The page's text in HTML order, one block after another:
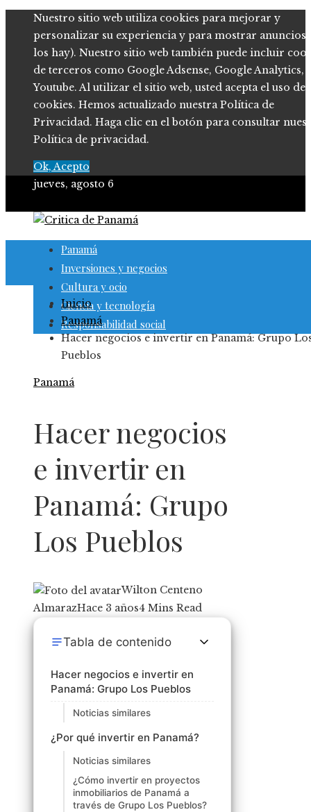
Nuestro sitio web utiliza cookies para mejorar y
personalizar su experiencia y para mostrar anuncios
los hay). Nuestro sitio web también puede incluir
de terceros como Google Adsense, Google Analytics,
Youtube. Al utilizar el sitio web, usted acepta el uso de
cookies. Hemos actualizado nuestra Política de
Privacidad. Haga clic en el botón para consultar
Política de privacidad.
Ok, Acepto
jueves, agosto 6
Panamá
Inversiones y negocios
Cultura y ocio
Ciencia y tecnología
Responsabilidad social
Inicio
Panamá
Hacer negocios e invertir en Panamá: Grupo
Pueblos
Panamá
Hacer negocios
e invertir en
Panamá: Grupo
Los Pueblos
Wilton Centeno
AlmarazHace 3 años4 Mins Read
Tabla de contenido
Hacer negocios e invertir en
Panamá: Grupo Los Pueblos
Noticias similares
¿Por qué invertir en Panamá?
Noticias similares
¿Cómo invertir en proyectos
inmobiliarios de Panamá a
través de Grupo Los Pueblos?